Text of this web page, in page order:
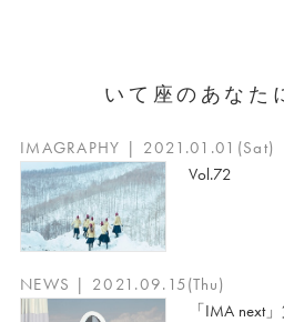
いて座のあなた
IMAGRAPHY | 2021.01.01(Sat)
Vol.72
NEWS | 2021.09.15(Thu)
「IMA next